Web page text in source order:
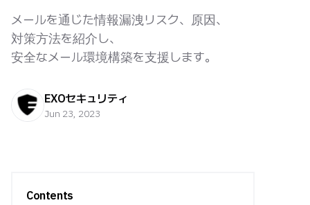
メールを通じた情報漏洩リスク、原因、
対策方法を紹介し、
安全なメール環境構築を支援します。
EXOセキュリティ
Jun 23, 2023
Contents